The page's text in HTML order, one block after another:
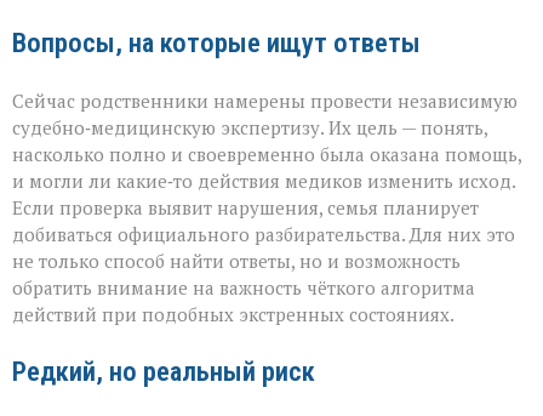
Вопросы, на которые ищут ответы
Сейчас родственники намерены провести независимую
судебно‑медицинскую экспертизу. Их цель — понять,
насколько полно и своевременно была оказана помощь,
и могли ли какие‑то действия медиков изменить исход.
Если проверка выявит нарушения, семья планирует
добиваться официального разбирательства. Для них это
не только способ найти ответы, но и возможность
обратить внимание на важность чёткого алгоритма
действий при подобных экстренных состояниях.
Редкий, но реальный риск